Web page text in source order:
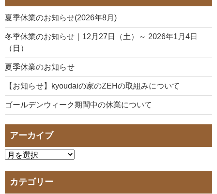
夏季休業のお知らせ(2026年8月)
冬季休業のお知らせ｜12月27日（土）～ 2026年1月4日
（日）
夏季休業のお知らせ
【お知らせ】kyoudaiの家のZEHの取組みについて
ゴールデンウィーク期間中の休業について
アーカイブ
カテゴリー